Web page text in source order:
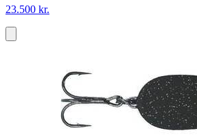
23.500 kr.